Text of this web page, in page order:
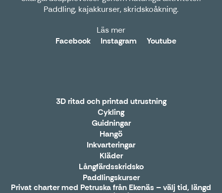
Paddling, kajakkurser, skridskoåkning.
Läs mer
Facebook
Instagram Youtube
3D ritad och printad utrustning
Cykling
Guidningar
Hangö
Inkvarteringar
Kläder
Långfärdsskridsko
Paddlingskurser
Privat charter med Petruska från Ekenäs – välj tid, längd